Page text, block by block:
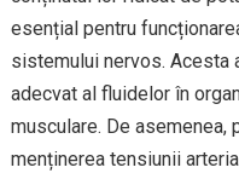
esențial pentru
sistemului nervos. Acesta
adecvat al fluidelor în
musculare. De asemenea,
menținerea tensiunii